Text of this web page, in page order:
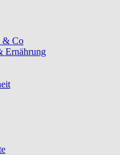
& Co
Ernährung